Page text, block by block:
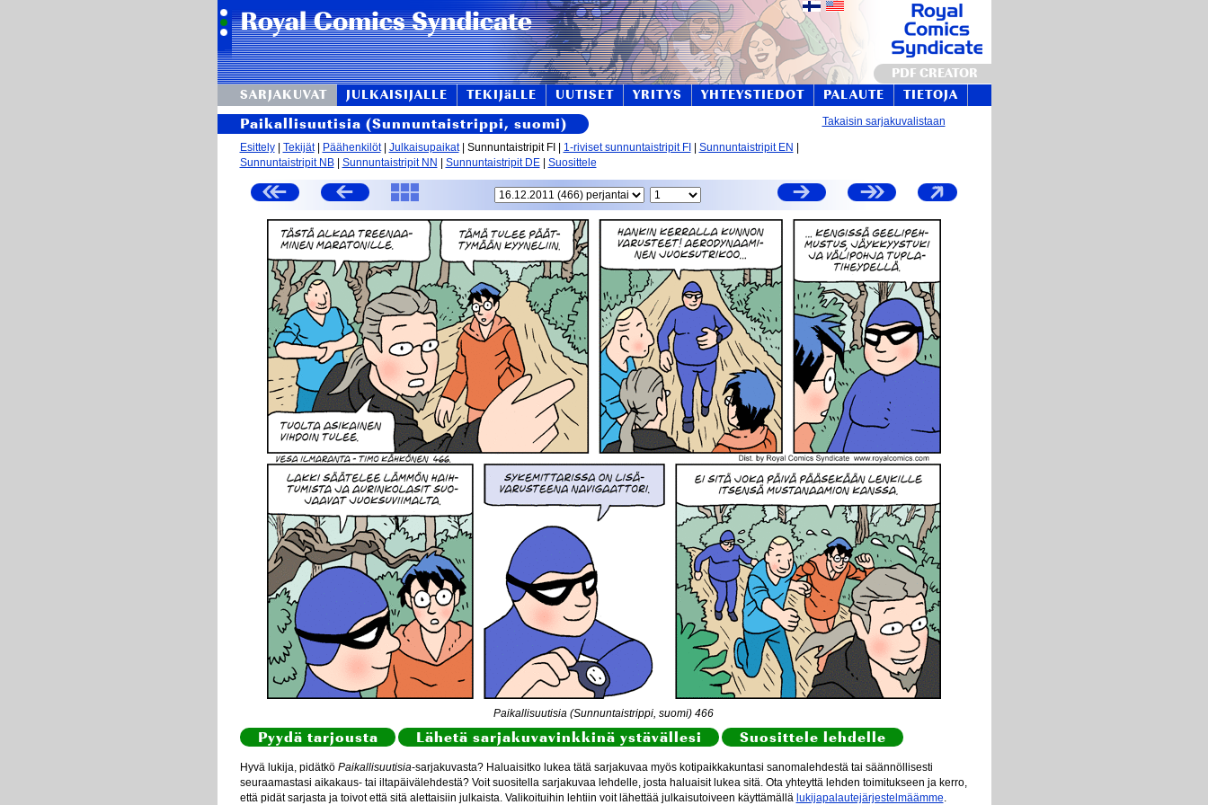
PDF CREATOR
SARJAKUVAT
JULKAISIJALLE TEKIJäLLE UUTISET YRITYS YHTEYSTIEDOT PALAUTE TIETOJA
Paikallisuutisia (Sunnuntaistrippi, suomi) Takaisin sarjakuvalistaan
Esittely| Tekijät| Päähenkilöt| Julkaisupaikat| Sunnuntaistripit FI | 1-riviset sunnuntaistripit FI Sunnuntaistripit EN
Sunnuntaistripit NB| Sunnuntaistripit NN Sunnuntaistripit DE| Suosittele
Paikallisuutisia (Sunnuntaistrippi, suomi) 466
Pyydä tarjousta Lähetä sarjakuvavinkkinä ystävällesi Suosittele lehdelle
Hyvä lukija, pidätkö Paikallisuutisia-sarjakuvasta? Haluaisitko lukea tätä sarjakuvaa myös kotipaikkakuntasi sanomalehdestä tai säännöllisesti
seuraamastasi aikakaus- tai iltapäivälehdestä? Voit suositella sarjakuvaa lehdelle, josta haluaisit lukea sitä. Ota yhteyttä lehden toimitukseen ja kerro,
että pidät sarjasta ja toivot että sitä alettaisiin julkaista. Valikoituihin lehtiin voit lähettää julkaisutoiveen käyttämällä lukijapalautejärjestelmäämme.